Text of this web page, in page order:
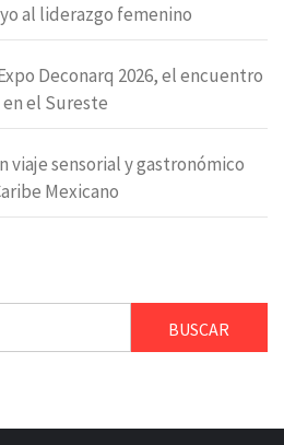
al liderazgo femenino
Deconarq 2026, el encuentro
el Sureste
viaje sensorial y gastronómico
Mexicano